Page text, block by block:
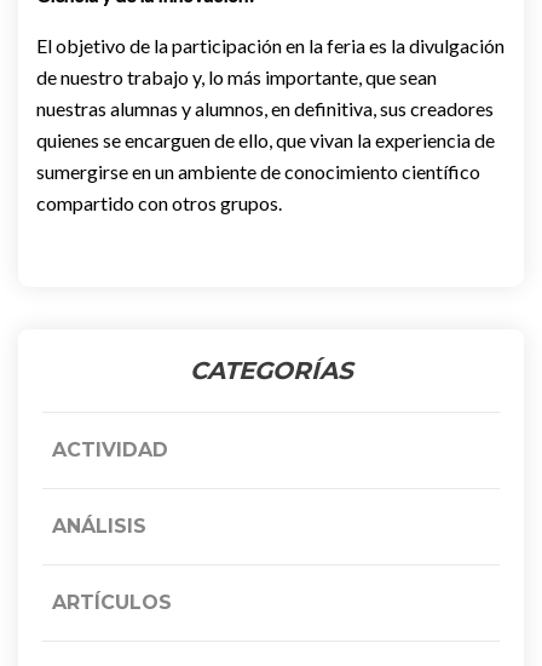
El objetivo de la participación en la feria es la divulgación
de nuestro trabajo y, lo más importante, que sean
nuestras alumnas y alumnos, en definitiva, sus creadores
quienes se encarguen de ello, que vivan la experiencia de
sumergirse en un ambiente de conocimiento científico
compartido con otros grupos.
CATEGORÍAS
ACTIVIDAD
ANÁLISIS
ARTÍCULOS